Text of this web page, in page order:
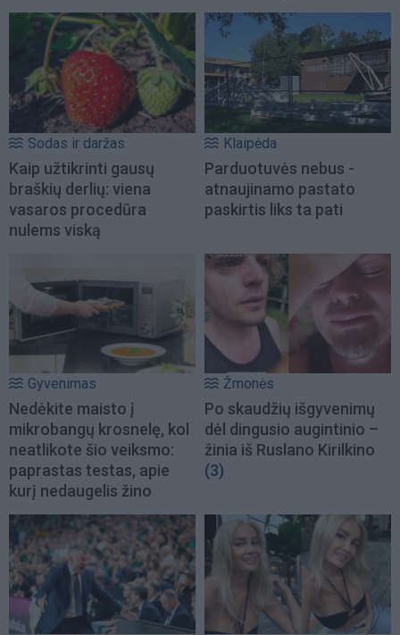
Sodas ir daržas
Kaip užtikrinti gausų
braškių derlių: viena
vasaros procedūra
nulems viską
Klaipėda
Parduotuvės nebus -
atnaujinamo pastato
paskirtis liks ta pati
Gyvenimas
Nedėkite maisto į
mikrobangų krosnelę, kol
neatlikote šio veiksmo:
paprastas testas, apie
kurį nedaugelis žino
Žmonės
Po skaudžių išgyvenimų
dėl dingusio augintinio –
žinia iš Ruslano Kirilkino
(3)